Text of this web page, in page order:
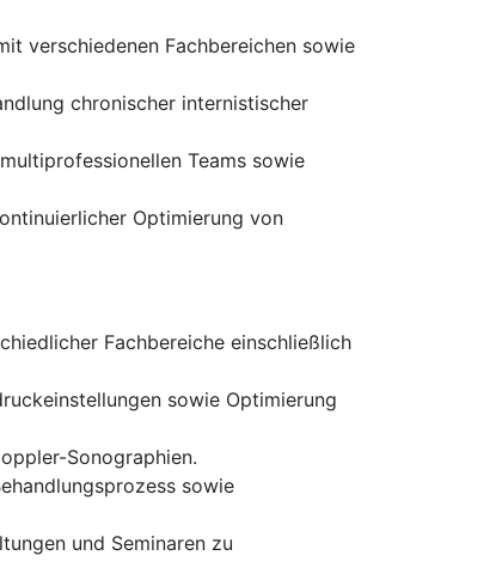
verschiedenen Fachbereichen sowie
chronischer internistischer
Teams sowie
Optimierung von
Fachbereiche einschließlich
sowie Optimierung
Sonographien.
sowie
und Seminaren zu